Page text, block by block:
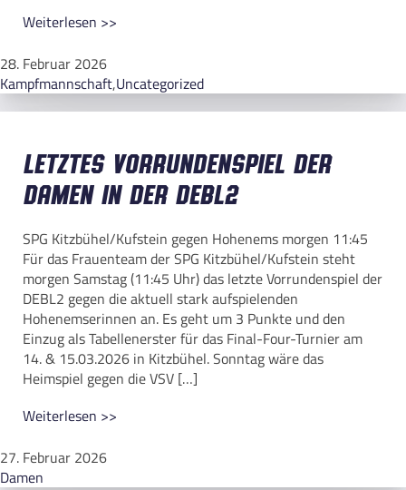
Weiterlesen >>
28. Februar 2026
Kampfmannschaft,Uncategorized
Letztes Vorrundenspiel der
Damen in der DEBL2
SPG Kitzbühel/Kufstein gegen Hohenems morgen 11:45
Für das Frauenteam der SPG Kitzbühel/Kufstein steht
morgen Samstag (11:45 Uhr) das letzte Vorrundenspiel der
DEBL2 gegen die aktuell stark aufspielenden
Hohenemserinnen an. Es geht um 3 Punkte und den
Einzug als Tabellenerster für das Final-Four-Turnier am
14. & 15.03.2026 in Kitzbühel. Sonntag wäre das
Heimspiel gegen die VSV […]
Weiterlesen >>
27. Februar 2026
Damen